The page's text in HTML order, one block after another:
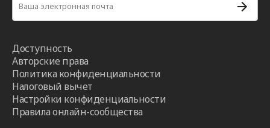
Доступность
Авторские права
Политика конфиденциальности
Налоговый вычет
Настройки конфиденциальности
Правила онлайн-сообщества